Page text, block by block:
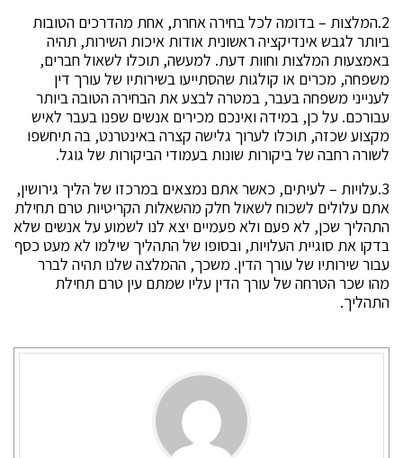
2.המלצות – בדומה לכל בחירה אחרת, אחת מהדרכים הטובות
ביותר לגבש אינדיקציה ראשונית אודות איכות השירות, תהיה
באמצעות המלצות וחוות דעת. למעשה, תוכלו לשאול חברים,
משפחה, מכרים או קולגות שהסתייעו בשירותיו של עורך דין
לענייני משפחה בעבר, במטרה לבצע את הבחירה הטובה ביותר
עבורכם. על כן, במידה ואינכם מכירים אנשים שפנו בעבר לאיש
מקצוע שכזה, תוכלו לערוך גלישה קצרה באינטרנט, בה תיחשפו
לשורה רחבה של ביקורות שונות בעמודי הביקורות של גוגל.
3.עלויות – לעיתים, כאשר אתם נמצאים במרכזו של הליך גירושין,
אתם עלולים לשכוח לשאול חלק מהשאלות הקריטיות טרם תחילת
התהליך שכן, לא פעם ולא פעמיים יצא לנו לשמוע על אנשים שלא
בדקו את סוגיית העלויות, ובסופו של התהליך שילמו לא מעט כסף
עבור שירותיו של עורך הדין. משכך, ההמלצה שלנו תהיה לברר
מהו שכר הטרחה של עורך הדין עליו שמתם עין טרם תחילת
התהליך.